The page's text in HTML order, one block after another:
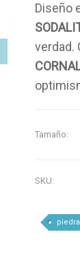
Diseño
verdad.
Tamaño:
SKU: